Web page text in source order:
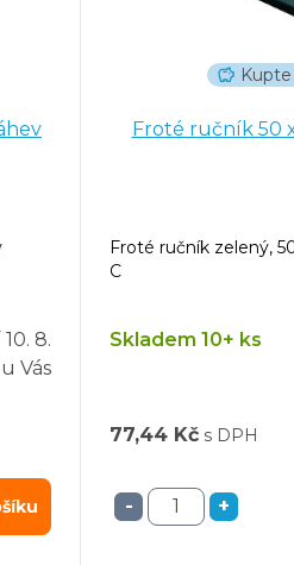
10. 8.
u Vás
Froté ručník 50
Froté ručník zelený,
C
Skladem 10+ ks
77,44 Kč s DPH
- +